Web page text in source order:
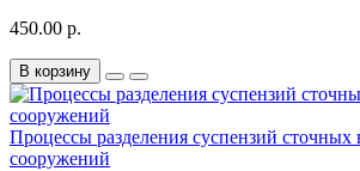
450.00 р.
В корзину
Процессы разделения суспензий
сооружений